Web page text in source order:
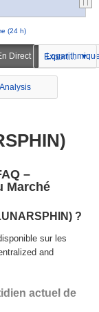
(24 h)
Direct Exportation
–
Marché
?
sur les
and
actuel de